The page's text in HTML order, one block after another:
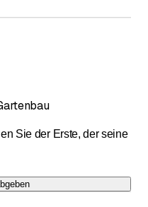
Sie der Erste, der seine